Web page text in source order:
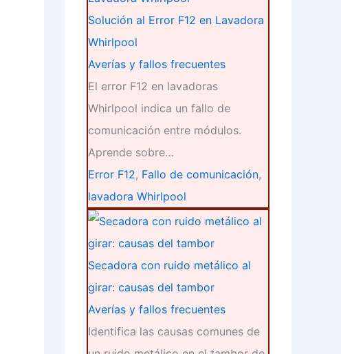
Solución al Error F12 en Lavadora
Whirlpool
Averías y fallos frecuentes
El error F12 en lavadoras
Whirlpool indica un fallo de
comunicación entre módulos.
Aprende sobre…
Error F12, Fallo de comunicación,
lavadora Whirlpool
Secadora con ruido metálico al
girar: causas del tambor
Averías y fallos frecuentes
Identifica las causas comunes de